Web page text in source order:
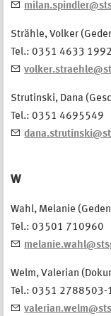
Strähle, Volker
Tel.: 0351 4633 1992
Strutinski, Dana
Tel.: 0351 4695549
W
Wahl, Melanie
Tel.: 03501 710960
Welm, Valerian
Tel.: 0351 2788503-